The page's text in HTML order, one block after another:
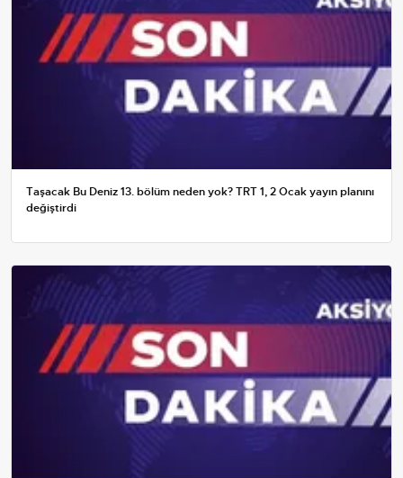
Taşacak Bu Deniz 13. bölüm neden yok? TRT 1, 2 Ocak yayın planını
değiştirdi